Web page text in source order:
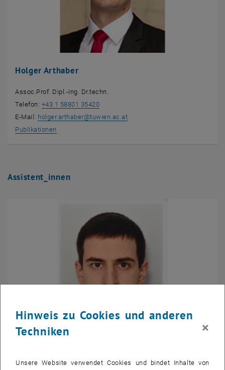
Holger Arthaber
Assoc.Prof. Dipl.-Ing. Dr.techn.
Telefon: +43 1 58801 35420
E-Mail: holger.arthaber@tuwien.ac.at
Publikationen
Assistent_innen
Hinweis zu Cookies und anderen
Techniken
×
Unsere Website verwendet Cookies und bindet Inhalte von